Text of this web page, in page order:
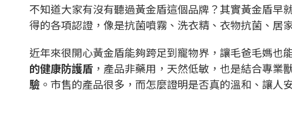
不知道大家有沒有聽過黃金盾這個品牌？其實黃金盾早
得的各項認證，像是抗菌噴霧、洗衣精、衣物抗菌、
近年來很開心黃金盾能夠跨足到寵物界，讓毛爸毛媽也
的健康防護盾 ，產品非藥用，天然低敏，也是結合專業
驗 。市售的產品很多，而怎麼證明是否真的溫和、讓人